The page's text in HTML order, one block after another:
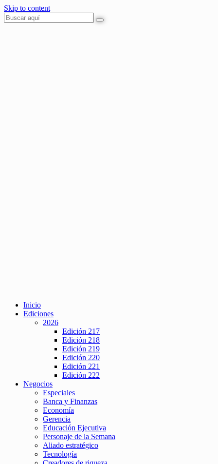
Skip to content
Inicio
Ediciones
2026
Edición 217
Edición 218
Edición 219
Edición 220
Edición 221
Edición 222
Negocios
Especiales
Banca y Finanzas
Economía
Gerencia
Educación Ejecutiva
Personaje de la Semana
Aliado estratégico
Tecnología